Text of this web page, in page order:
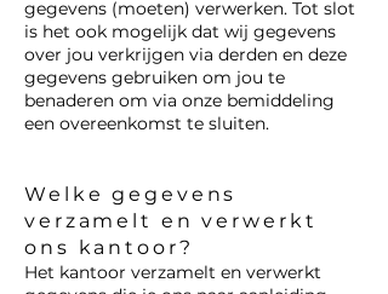
gegevens (moeten) verwerken. Tot slot
is het ook mogelijk dat wij gegevens
over jou verkrijgen via derden en deze
gegevens gebruiken om jou te
benaderen om via onze bemiddeling
een overeenkomst te sluiten.
Welke gegevens
verzamelt en verwerkt
ons kantoor?
Het kantoor verzamelt en verwerkt